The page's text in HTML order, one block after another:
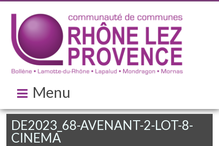
Menu
DE2023_68-AVENANT-2-LOT-8-
CINEMA